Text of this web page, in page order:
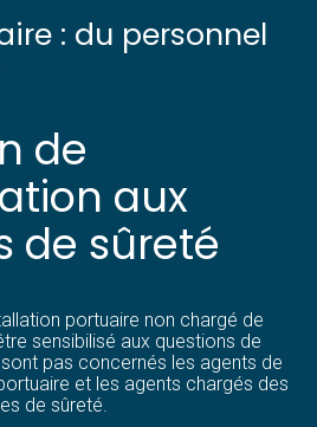
: du personnel
de
aux
de sûreté
portuaire non chargé de
sensibilisé aux questions de
pas concernés les agents de
et les agents chargés des
de sûreté.